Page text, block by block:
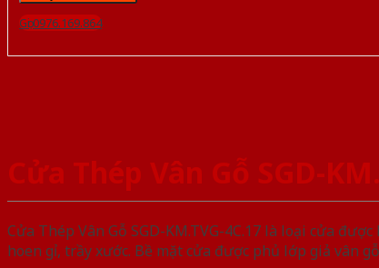
Gọi 0976.169.864
Cửa Thép Vân Gỗ SGD-
Cửa Thép Vân Gỗ SGD-KM.TVG-4C.17 là loại cửa
hoen gỉ, trầy xước. Bề mặt cửa được phủ lớp giả vân